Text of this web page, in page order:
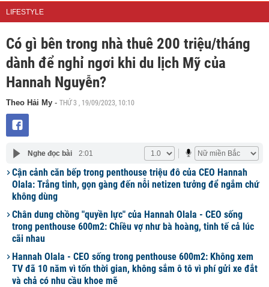
LIFESTYLE
Có gì bên trong nhà thuê 200 triệu/tháng
dành để nghỉ ngơi khi du lịch Mỹ của
Hannah Nguyễn?
Theo Hải My - THỨ 3 , 19/09/2023, 10:10
Nghe đọc bài 2:01
Cận cảnh căn bếp trong penthouse triệu đô của CEO Hannah
Olala: Trắng tinh, gọn gàng đến nỗi netizen tưởng để ngắm chứ
không dùng
Chân dung chồng "quyền lực" của Hannah Olala - CEO sống
trong penthouse 600m2: Chiều vợ như bà hoàng, tinh tế cả lúc
cãi nhau
Hannah Olala - CEO sống trong penthouse 600m2: Không xem
TV đã 10 năm vì tốn thời gian, không sắm ô tô vì phí gửi xe đắt
và chả có nhu cầu khoe mẽ